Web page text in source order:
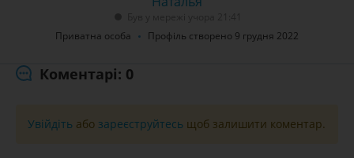
Приватна особа
Профіль створено 9 грудня 2022
Коментарі: 0
Увійдіть або зареєструйтесь щоб залишити коментар.